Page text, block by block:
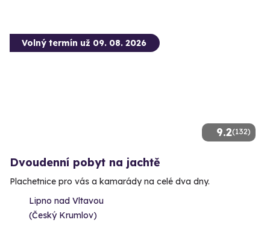
9.2(132)
Volný termín už 09. 08. 2026
Dvoudenní pobyt na jachtě
Plachetnice pro vás a kamarády na celé dva dny.
Lipno nad Vltavou
(Český Krumlov)